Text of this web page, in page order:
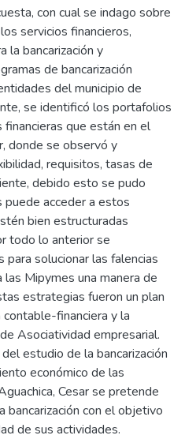
con cual se indago sobre
servicios financieros,
la bancarización y
de bancarización
del municipio de
se identificó los portafolios
que están en el
donde se observó y
requisitos, tasas de
debido esto se pudo
puede acceder a estos
bien estructuradas
todo lo anterior se
solucionar las falencias
Mipymes una manera de
estrategias fueron un plan
financiera y la
Asociatividad empresarial.
estudio de la bancarización
económico de las
Cesar se pretende
bancarización con el objetivo
de sus actividades.